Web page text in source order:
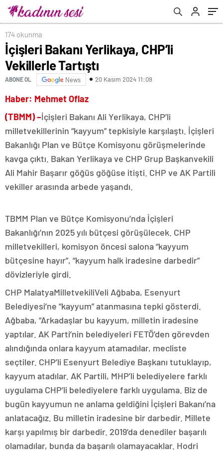
174 okunma
İçişleri Bakanı Yerlikaya, CHP’li
Vekillerle Tartıştı
ABONE OL News 20 Kasım 2024 11:09
Haber: Mehmet Oflaz
(TBMM) –İçişleri Bakanı Ali Yerlikaya, CHP’li
milletvekillerinin “kayyum” tepkisiyle karşılaştı. İçişleri
Bakanlığı Plan ve Bütçe Komisyonu görüşmelerinde
kavga çıktı. Bakan Yerlikaya ve CHP Grup Başkanvekili
Ali Mahir Başarır göğüs göğüse itişti. CHP ve AK Partili
vekiller arasında arbede yaşandı.
TBMM Plan ve Bütçe Komisyonu’nda İçişleri
Bakanlığı’nın 2025 yılı bütçesi görüşülecek. CHP
milletvekilleri, komisyon öncesi salona “kayyum
bütçesine hayır”, “kayyum halk iradesine darbedir”
dövizleriyle girdi.
CHP MalatyaMilletvekiliVeli Ağbaba, Esenyurt
Belediyesi’ne “kayyum” atanmasına tepki gösterdi.
Ağbaba, “Arkadaşlar bu kayyum, milletin iradesine
yaptılar. AK Parti’nin belediyeleri FETÖ’den görevden
alındığında onlara kayyum atamadılar, mecliste
seçtiler. CHP’li Esenyurt Belediye Başkanı tutuklayıp,
kayyum atadılar. AK Partili, MHP’li belediyelere farklı
uygulama CHP’li belediyelere farklı uygulama. Biz de
bugün kayyumun ne anlama geldiğini İçişleri Bakanı’na
anlatacağız. Bu milletin iradesine bir darbedir. Millete
karşı yapılmış bir darbedir. 2019’da denediler başarılı
olamadılar, bunda da başarılı olamayacaklar. Hodri